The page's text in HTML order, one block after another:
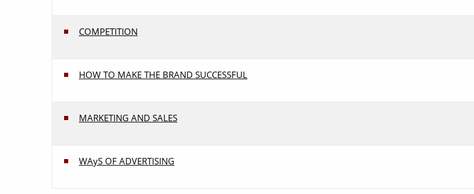
COMPETITION
HOW TO MAKE THE BRAND SUCCESSFUL
MARKETING AND SALES
WAyS OF ADVERTISING